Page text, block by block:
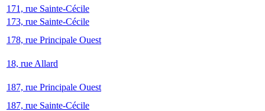
171, rue Sainte-Cécile
173, rue Sainte-Cécile
178, rue Principale Ouest
18, rue Allard
187, rue Principale Ouest
187, rue Sainte-Cécile